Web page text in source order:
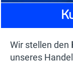
Wir stellen den
unseres